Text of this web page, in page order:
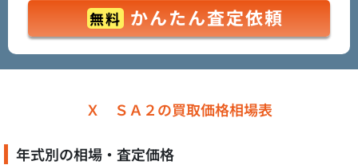
無料 かんたん査定依頼
Ｘ ＳＡ２の買取価格相場表
年式別の相場・査定価格